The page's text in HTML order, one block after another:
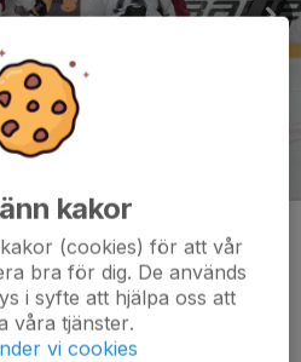
kakor
(cookies) för att vår
bra för dig. De används
i syfte att hjälpa oss att
våra tjänster.
vi cookies